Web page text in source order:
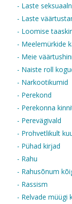
- Laste
- Laste
- Loomise
- Meelemürkide
- Meie
- Naiste roll
- Narkootikumid
- Perekond
- Perekonna
- Perevägivald
- Prohvetlikult
- Pühad kirjad
- Rahu
- Rahusõnum
- Rassism
- Relvade müügi